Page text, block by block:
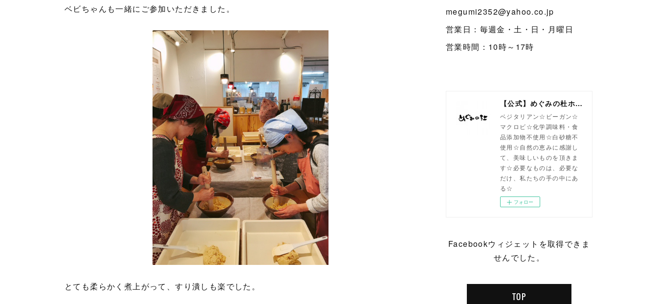
ベビちゃんも一緒にご参加いただきました。
とても柔らかく煮上がって、すり潰しも楽でした。
megumi2352@yahoo.co.jp
営業日：毎週金・土・日・月曜日
営業時間：10時～17時
【公式】めぐみの杜ホームページ(旧自然食工房）
ベジタリアン☆ビーガン☆
マクロビ☆化学調味料・食
品添加物不使用☆白砂糖不
使用☆自然の恵みに感謝し
て、美味しいものを頂きま
す☆必要なものは、必要な
だけ、私たちの手の中にあ
る☆
フォロー
Facebookウィジェットを取得できま
せんでした。
TOP